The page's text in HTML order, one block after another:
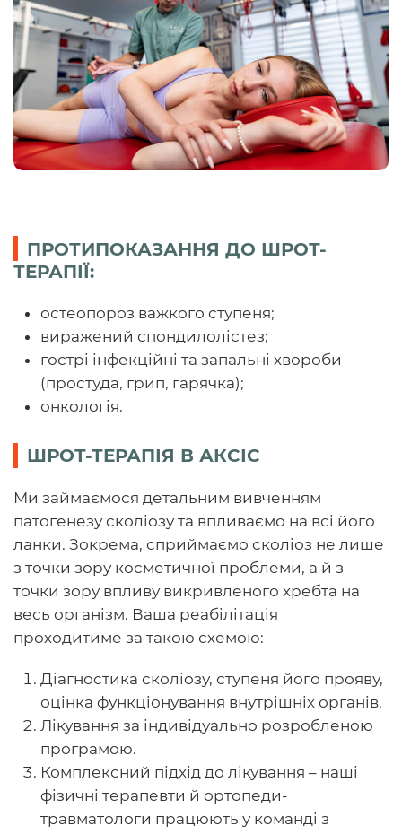
ПРОТИПОКАЗАННЯ ДО ШРОТ-
ТЕРАПІЇ:
остеопороз важкого ступеня;
виражений спондилолістез;
гострі інфекційні та запальні хвороби
(простуда, грип, гарячка);
онкологія.
ШРОТ-ТЕРАПІЯ В АКСІС
Ми займаємося детальним вивченням
патогенезу сколіозу та впливаємо на всі його
ланки. Зокрема, сприймаємо сколіоз не лише
з точки зору косметичної проблеми, а й з
точки зору впливу викривленого хребта на
весь організм. Ваша реабілітація
проходитиме за такою схемою:
Діагностика сколіозу, ступеня його прояву,
оцінка функціонування внутрішніх органів.
Лікування за індивідуально розробленою
програмою.
Комплексний підхід до лікування – наші
фізичні терапевти й ортопеди-
травматологи працюють у команді з